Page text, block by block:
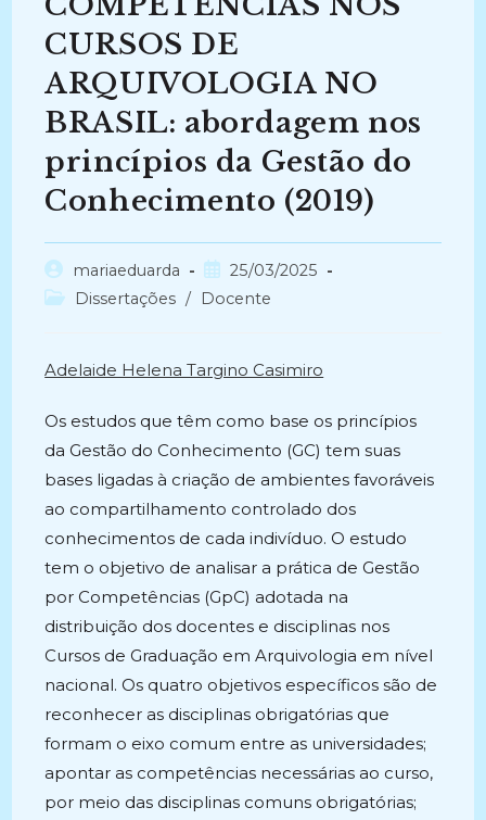
CURSOS DE
ARQUIVOLOGIA NO
BRASIL: abordagem nos
princípios da Gestão do
Conhecimento (2019)
Autor
do
mariaeduarda
Post
publicado:
25/03/2025
Categoria
Dissertações / Docente
Adelaide Helena Targino Casimiro
Os estudos que têm como base os princípios
da Gestão do Conhecimento (GC) tem suas
bases ligadas à criação de ambientes favoráveis
ao compartilhamento controlado dos
conhecimentos de cada indivíduo. O estudo
tem o objetivo de analisar a prática de Gestão
por Competências (GpC) adotada na
distribuição dos docentes e disciplinas nos
Cursos de Graduação em Arquivologia em nível
nacional. Os quatro objetivos específicos são de
reconhecer as disciplinas obrigatórias que
formam o eixo comum entre as universidades;
apontar as competências necessárias ao curso,
por meio das disciplinas comuns obrigatórias;